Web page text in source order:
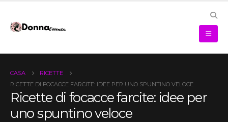
CASA
RICETTE
RICETTE DI FOCACCE FARCITE: IDEE PER UNO SPUNTINO VELOCE
Ricette di focacce farcite: idee per
uno spuntino veloce